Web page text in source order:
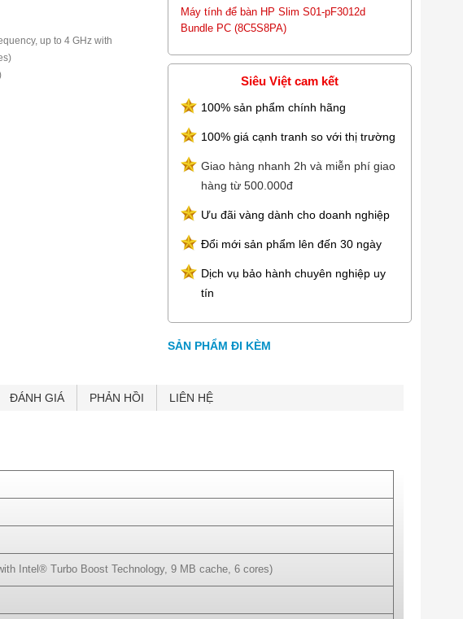
up to 4 GHz with
Máy tính để bàn HP Slim S01-pF3012d
Bundle PC (8C5S8PA)
Siêu Việt cam kết
100% sản phẩm chính hãng
100% giá cạnh tranh so với thị trường
Giao hàng nhanh 2h và miễn phí giao
hàng từ 500.000đ
Ưu đãi vàng dành cho doanh nghiệp
Đổi mới sản phẩm lên đến 30 ngày
Dịch vụ bảo hành chuyên nghiệp uy
tín
SẢN PHẨM ĐI KÈM
ĐÁNH GIÁ PHẢN HỒI LIÊN HỆ
Intel® Turbo Boost Technology, 9 MB cache, 6 cores)